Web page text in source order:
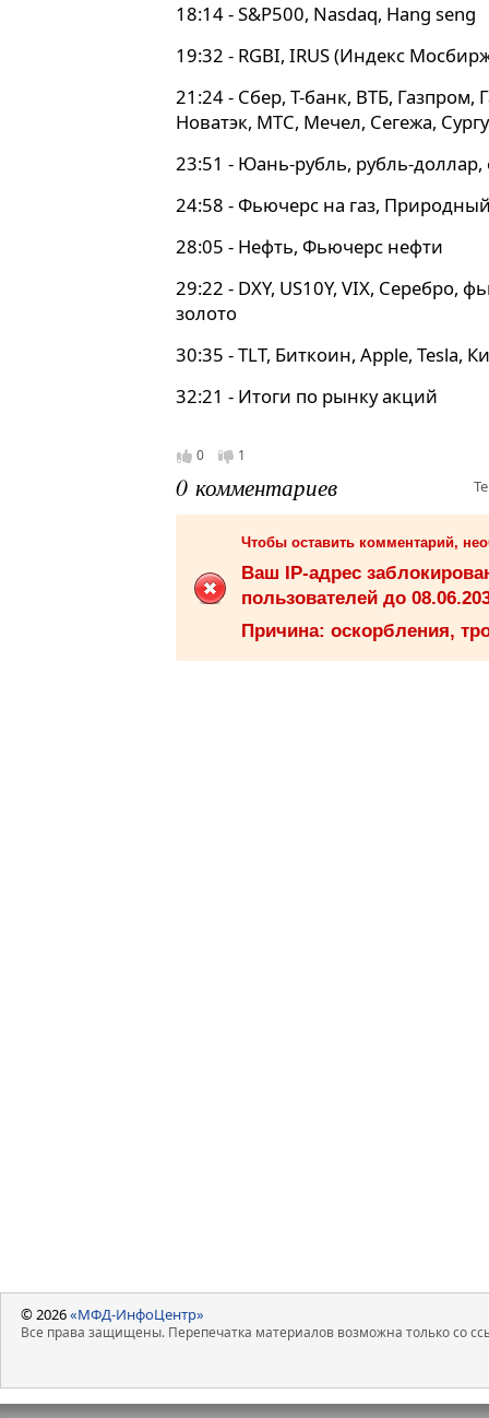
18:14 - S&P500, Nasdaq, Hang seng
19:32 - RGBI, IRUS (Индекс
21:24 - Сбер, Т-банк, ВТБ,
Новатэк, МТС, Мечел, Сегежа,
23:51 - Юань-рубль, рубль-
24:58 - Фьючерс на газ,
28:05 - Нефть, Фьючерс нефти
29:22 - DXY, US10Y, VIX, Серебро,
золото
30:35 - TLT, Биткоин, Apple, Tesla,
32:21 - Итоги по рынку акций
0 1
0 комментариев
Чтобы оставить комментарий,
Ваш IP-адрес
пользователей до
Причина: оскорбления,
© 2026«МФД-ИнфоЦентр»
Все права защищены. Перепечатка материалов возможна только со